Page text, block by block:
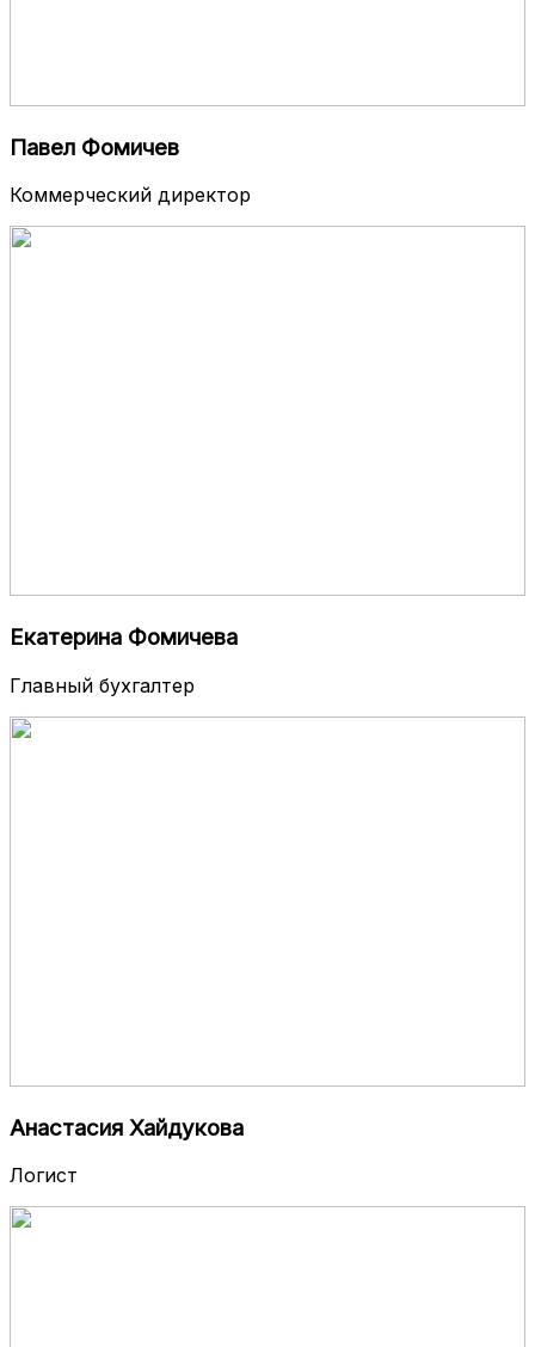
Павел Фомичев
Коммерческий директор
Екатерина Фомичева
Главный бухгалтер
Анастасия Хайдукова
Логист